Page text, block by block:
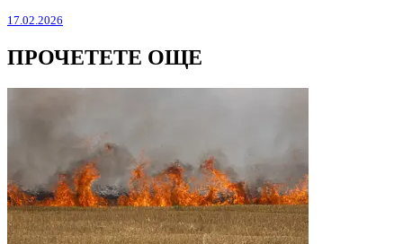
17.02.2026
ПРОЧЕТЕТЕ ОЩЕ